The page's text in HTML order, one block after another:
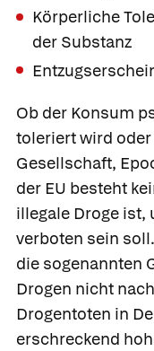
Körperliche
der Substanz
Ob der Konsum
toleriert wird
Gesellschaft,
der EU besteht
illegale Droge ist,
verboten sein
die sogenannten
Drogen nicht
Drogentoten in
erschreckend